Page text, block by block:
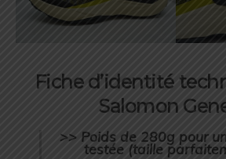
Fiche d’identité
Salomon
>> Poids de 280g pour
testée (taille